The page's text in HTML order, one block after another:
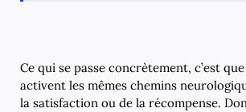
Ce qui se passe concrètement, c’est
activent les mêmes chemins
la satisfaction ou de la récompense.